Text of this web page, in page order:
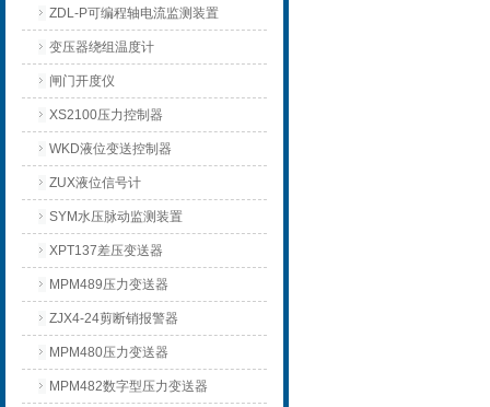
ZDL-P可编程轴电流监测装置
变压器绕组温度计
闸门开度仪
XS2100压力控制器
WKD液位变送控制器
ZUX液位信号计
SYM水压脉动监测装置
XPT137差压变送器
MPM489压力变送器
ZJX4-24剪断销报警器
MPM480压力变送器
MPM482数字型压力变送器